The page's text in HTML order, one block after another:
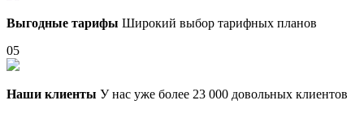
Выгодные тарифы Широкий выбор тарифных планов
05
Наши клиенты У нас уже более 23 000 довольных клиентов